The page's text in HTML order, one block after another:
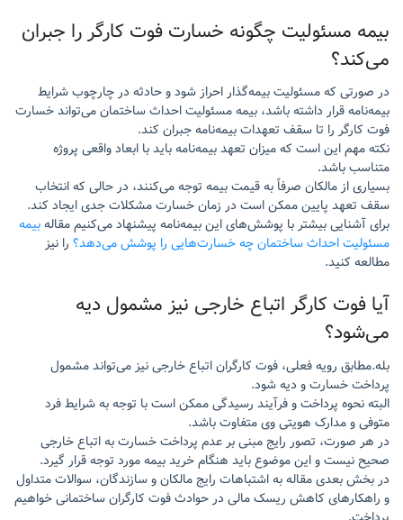
بیمه مسئولیت چگونه خسارت فوت کارگر را جبران
می‌کند؟
در صورتی که مسئولیت بیمه‌گذار احراز شود و حادثه در چارچوب شرایط
بیمه‌نامه قرار داشته باشد، بیمه مسئولیت احداث ساختمان می‌تواند خسارت
فوت کارگر را تا سقف تعهدات بیمه‌نامه جبران کند.
نکته مهم این است که میزان تعهد بیمه‌نامه باید با ابعاد واقعی پروژه
متناسب باشد.
بسیاری از مالکان صرفاً به قیمت بیمه توجه می‌کنند، در حالی که انتخاب
سقف تعهد پایین ممکن است در زمان خسارت مشکلات جدی ایجاد کند.
برای آشنایی بیشتر با پوشش‌های این بیمه‌نامه پیشنهاد می‌کنیم مقالهبیمه
مسئولیت احداث ساختمان چه خسارت‌هایی را پوشش می‌دهد؟ را نیز
مطالعه کنید.
آیا فوت کارگر اتباع خارجی نیز مشمول دیه
می‌شود؟
بله.مطابق رویه فعلی، فوت کارگران اتباع خارجی نیز می‌تواند مشمول
پرداخت خسارت و دیه شود.
البته نحوه پرداخت و فرآیند رسیدگی ممکن است با توجه به شرایط فرد
متوفی و مدارک هویتی وی متفاوت باشد.
در هر صورت، تصور رایج مبنی بر عدم پرداخت خسارت به اتباع خارجی
صحیح نیست و این موضوع باید هنگام خرید بیمه مورد توجه قرار گیرد.
در بخش بعدی مقاله به اشتباهات رایج مالکان و سازندگان، سوالات متداول
و راهکارهای کاهش ریسک مالی در حوادث فوت کارگران ساختمانی خواهیم